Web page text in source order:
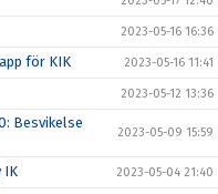
2023-05-16 16:36
för KIK 2023-05-16 11:41
2023-05-12 13:36
Besvikelse
2023-05-09 15:59
IK 2023-05-04 21:40